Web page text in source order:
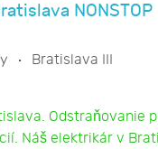
NONSTOP
Bratislava III
Odstraňovanie
Náš elektrikár v